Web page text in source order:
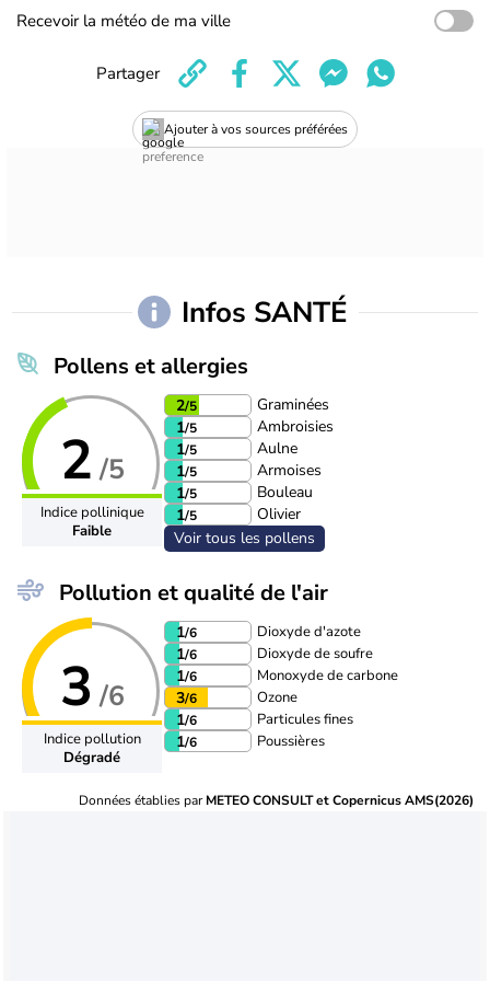
Recevoir la météo de ma ville
Ajouter à vos sources préférées
Partager
Infos SANTÉ
Pollens et allergies
2 /5
Indice pollinique
Faible
2/5
Graminées
1/5
Ambroisies
1/5
Aulne
1/5
Armoises
1/5
Bouleau
1/5
Olivier
Voir tous les pollens
Pollution et qualité de l'air
3 /6
Indice pollution
Dégradé
1/6 Dioxyde d'azote
1/6 Dioxyde de soufre
1/6 Monoxyde de carbone
3/6 Ozone
1/6 Particules fines
1/6 Poussières
Données établies parMETEO CONSULT et Copernicus AMS(2026)